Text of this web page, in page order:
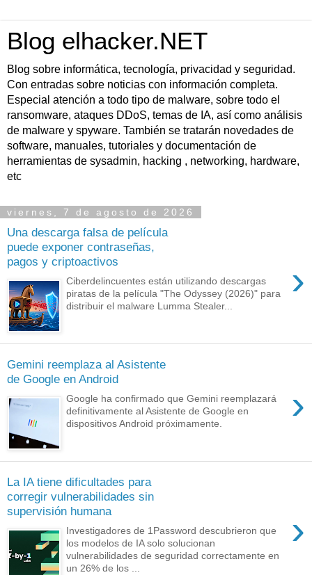
Blog elhacker.NET
Blog sobre informática, tecnología, privacidad y seguridad.
Con entradas sobre noticias con información completa.
Especial atención a todo tipo de malware, sobre todo el
ransomware, ataques DDoS, temas de IA, así como análisis
de malware y spyware. También se tratarán novedades de
software, manuales, tutoriales y documentación de
herramientas de sysadmin, hacking , networking, hardware,
etc
viernes, 7 de agosto de 2026
Una descarga falsa de película
puede exponer contraseñas,
pagos y criptoactivos
›
Ciberdelincuentes están utilizando descargas
piratas de la película "The Odyssey (2026)" para
distribuir el malware Lumma Stealer...
Gemini reemplaza al Asistente
de Google en Android
›
Google ha confirmado que Gemini reemplazará
definitivamente al Asistente de Google en
dispositivos Android próximamente.
La IA tiene dificultades para
corregir vulnerabilidades sin
supervisión humana
›
Investigadores de 1Password descubrieron que
los modelos de IA solo solucionan
vulnerabilidades de seguridad correctamente en
un 26% de los ...